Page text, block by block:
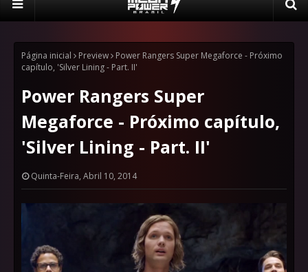
Página inicial Preview
Power Rangers Super Megaforce - Próximo
capítulo, 'Silver Lining - Part. II'
Power Rangers Super
Megaforce - Próximo capítulo,
'Silver Lining - Part. II'
Quinta-Feira, Abril 10, 2014